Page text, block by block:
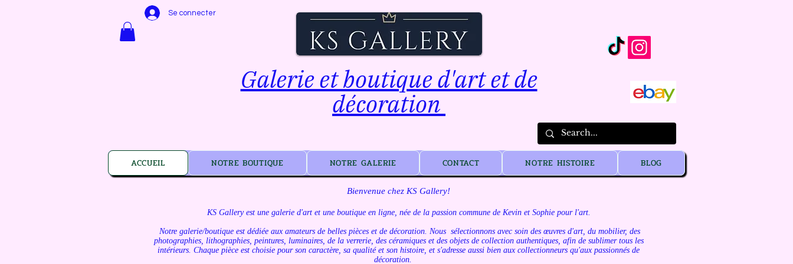
Se connecter
Galerie et boutique d'art et de
décoration
ACCUEIL NOTRE BOUTIQUE NOTRE GALERIE CONTACT NOTRE HISTOIRE BLOG
Bienvenue chez KS Gallery!
KS Gallery est une galerie d'art et une boutique en ligne, née de la passion commune de Kevin et Sophie pour l'art.
Notre galerie/boutique est dédiée aux amateurs de belles pièces et de décoration. Nous sélectionnons avec soin des œuvres d'art, du mobilier, des
photographies, lithographies, peintures, luminaires, de la verrerie, des céramiques et des objets de collection authentiques, afin de sublimer tous les
intérieurs. Chaque pièce est choisie pour son caractère, sa qualité et son histoire, et s'adresse aussi bien aux collectionneurs qu'aux passionnés de
décoration.